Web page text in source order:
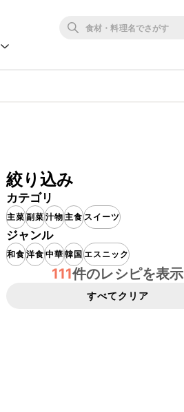
絞り込み
カテゴリ
主菜副菜汁物主食スイーツ
ジャンル
和食洋食中華韓国エスニック
111件のレシピを表示
すべてクリア